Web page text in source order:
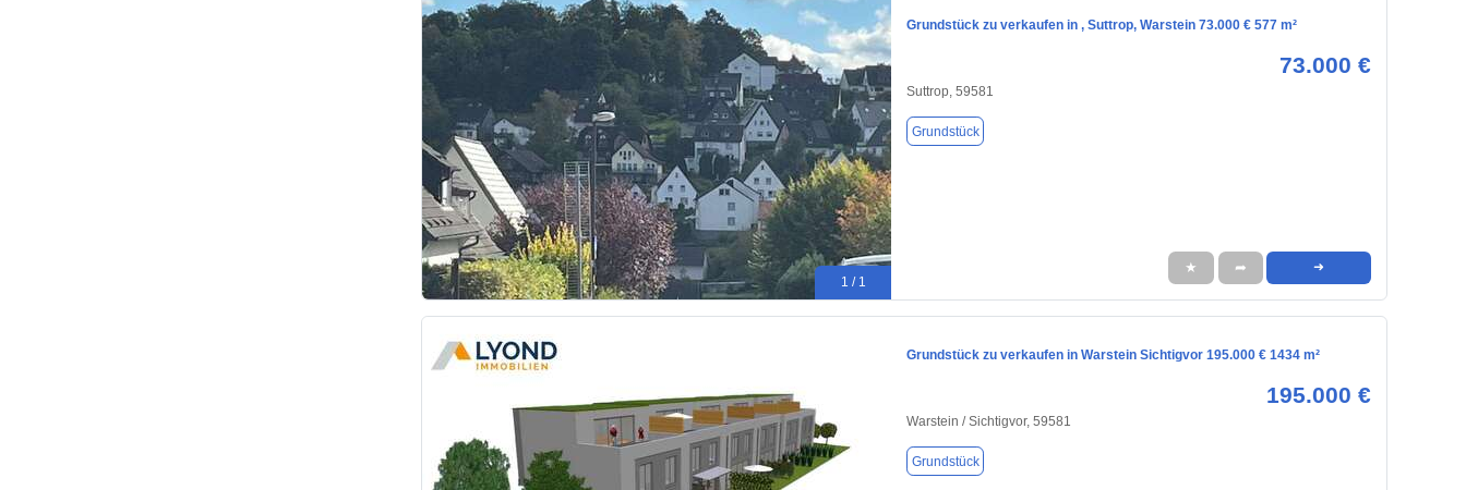
1 / 1
Grundstück zu verkaufen in , Suttrop, Warstein 73.000 € 577 m²
73.000 €
Suttrop, 59581
Grundstück
★ ➦ ➜
Grundstück zu verkaufen in Warstein Sichtigvor 195.000 € 1434 m²
195.000 €
Warstein / Sichtigvor, 59581
Grundstück